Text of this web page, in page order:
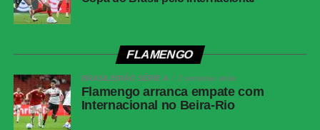
Na reta final, os dois goleiros voltaram a trabalhar. Aos 25
força da entrada da área, obrigando Fábio a fazer uma
rasteiro e Montoro tentou de fora da área, mas o goleiro
do Fluminense apareceu novamente.
FLAMENGO
BRASILEIRÃO SÉRIE A 2 semanas atrás
Flamengo arranca empate com
Internacional no Beira-Rio